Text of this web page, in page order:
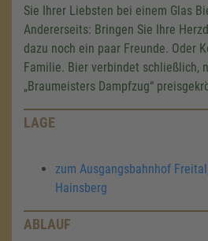
Sie Ihrer Liebsten bei einem Glas
Andererseits: Bringen Sie Ihre
dazu noch ein paar Freunde. Oder
Familie. Bier verbindet schließlich,
„Braumeisters Dampfzug“
LAGE
zum Ausgangsbahnhof
Hainsberg
ABLAUF